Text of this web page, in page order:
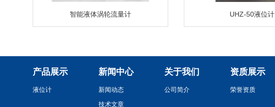
智能液体涡轮流量计 UHZ-50液位计
产品展示
液位计
新闻中心
新闻动态
技术文章
关于我们
公司简介
资质展示
荣誉资质